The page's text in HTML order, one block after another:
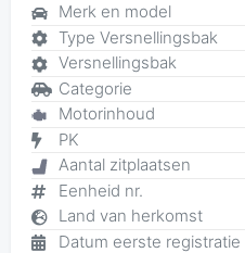
Merk en model
Type Versnellingsbak
Versnellingsbak
Categorie
Motorinhoud
PK
Aantal zitplaatsen
Eenheid nr.
Land van herkomst
Datum eerste registratie